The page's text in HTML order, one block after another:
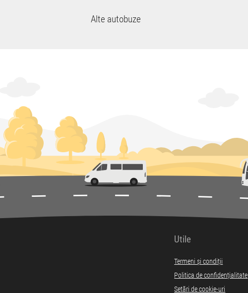
Alte autobuze
Utile
Termeni și condiții
Politica de confidențialitate
Setări de cookie-uri